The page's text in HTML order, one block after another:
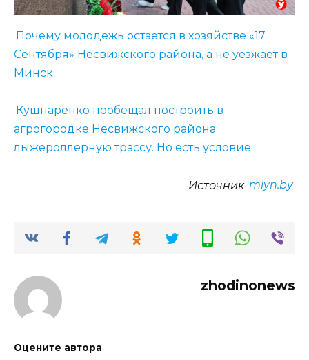
Почему молодежь остается в хозяйстве «17
Сентября» Несвижского района, а не уезжает в
Минск
Кушнаренко пообещал построить в
агрогородке Несвижского района
лыжероллерную трассу. Но есть условие
Источник mlyn.by
zhodinonews
Оцените автора